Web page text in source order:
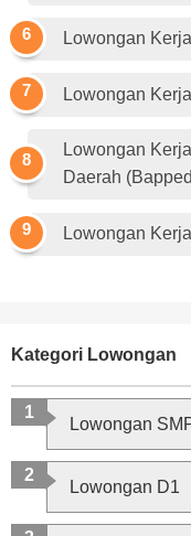
Lowongan
Lowongan
Lowongan
Daerah
Lowongan
Kategori Lowongan
Lowongan
Lowongan D1